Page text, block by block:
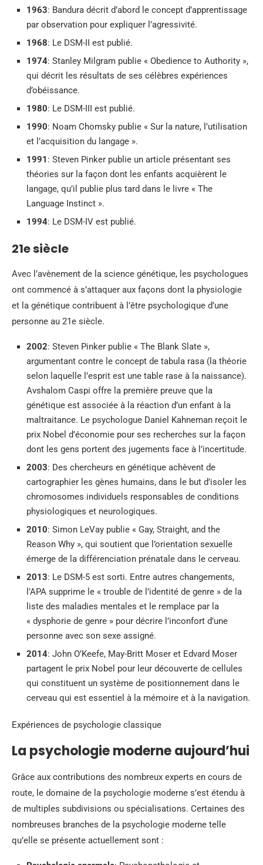
1963: Bandura décrit d’abord le concept d’apprentissage
par observation pour expliquer l’agressivité.
1968: Le DSM-II est publié.
1974: Stanley Milgram publie « Obedience to Authority »,
qui décrit les résultats de ses célèbres expériences
d’obéissance.
1980: Le DSM-III est publié.
1990: Noam Chomsky publie « Sur la nature, l’utilisation
et l’acquisition du langage ».
1991 : Steven Pinker publie un article présentant ses
théories sur la façon dont les enfants acquièrent le
langage, qu’il publie plus tard dans le livre « The
Language Instinct ».
1994: Le DSM-IV est publié.
21e siècle
Avec l’avènement de la science génétique, les psychologues
ont commencé à s’attaquer aux façons dont la physiologie
et la génétique contribuent à l’être psychologique d’une
personne au 21e siècle.
2002: Steven Pinker publie « The Blank Slate »,
argumentant contre le concept de tabula rasa (la théorie
selon laquelle l’esprit est une table rase à la naissance).
Avshalom Caspi offre la première preuve que la
génétique est associée à la réaction d’un enfant à la
maltraitance. Le psychologue Daniel Kahneman reçoit le
prix Nobel d’économie pour ses recherches sur la façon
dont les gens portent des jugements face à l’incertitude.
2003: Des chercheurs en génétique achèvent de
cartographier les gènes humains, dans le but d’isoler les
chromosomes individuels responsables de conditions
physiologiques et neurologiques.
2010: Simon LeVay publie « Gay, Straight, and the
Reason Why », qui soutient que l’orientation sexuelle
émerge de la différenciation prénatale dans le cerveau.
2013: Le DSM-5 est sorti. Entre autres changements,
l’APA supprime le « trouble de l’identité de genre » de la
liste des maladies mentales et le remplace par la
« dysphorie de genre » pour décrire l’inconfort d’une
personne avec son sexe assigné.
2014: John O’Keefe, May-Britt Moser et Edvard Moser
partagent le prix Nobel pour leur découverte de cellules
qui constituent un système de positionnement dans le
cerveau qui est essentiel à la mémoire et à la navigation.
Expériences de psychologie classique
La psychologie moderne aujourd’hui
Grâce aux contributions des nombreux experts en cours de
route, le domaine de la psychologie moderne s’est étendu à
de multiples subdivisions ou spécialisations. Certaines des
nombreuses branches de la psychologie moderne telle
qu’elle se présente actuellement sont :